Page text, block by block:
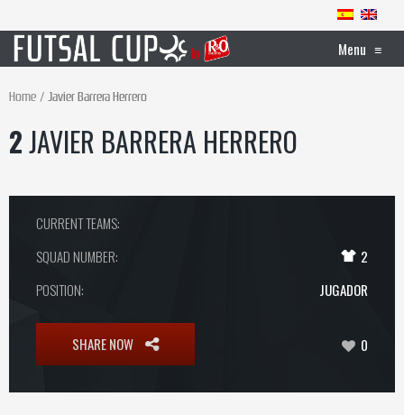
Menu ≡
Home Javier Barrera Herrero
2JAVIER BARRERA HERRERO
CURRENT TEAMS:
SQUAD NUMBER:
2
POSITION:
JUGADOR
SHARE NOW 0